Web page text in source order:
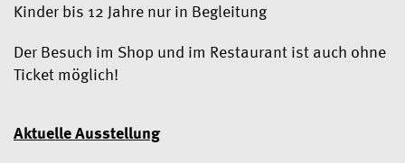
Aktuelle Ausstellung
Kinder bis 12 Jahre nur in Begleitung
Der Besuch im Shop und im Restaurant ist auch ohne
Ticket möglich!